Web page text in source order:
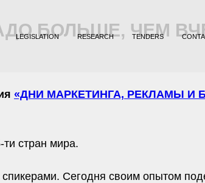
LEGISLATION RESEARCH TENDERS
БОЛЬШЕ, ЧЕМ
«ДНИ МАРКЕТИНГА, РЕКЛАМЫ И
стран мира.
Сегодня своим опытом